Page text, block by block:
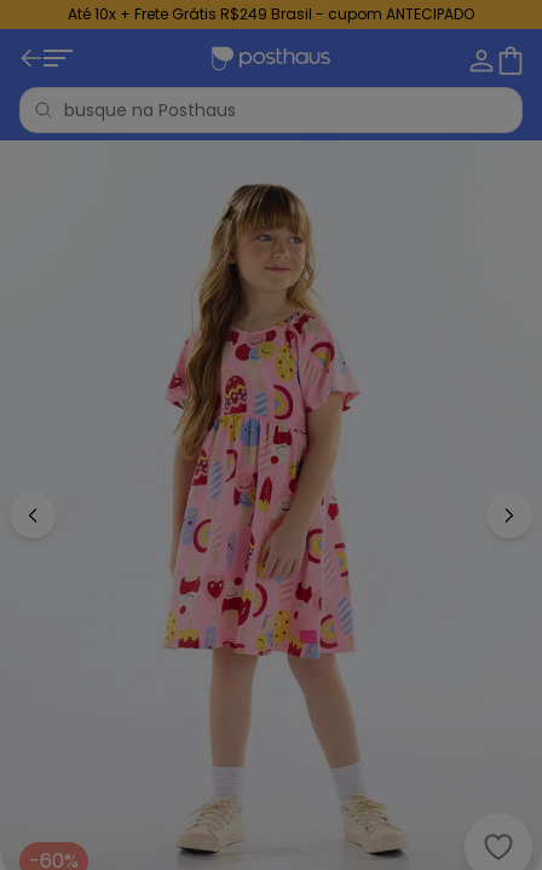
Até 10x + Frete Grátis R$249 Brasil - cupom ANTECIPADO
-60%